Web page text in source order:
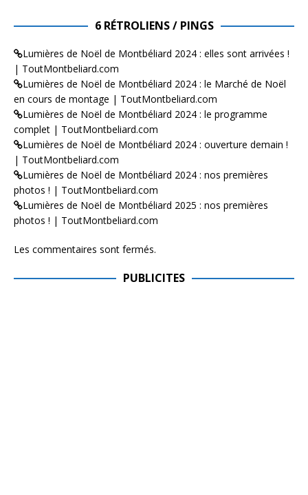
6 RÉTROLIENS / PINGS
Lumières de Noël de Montbéliard 2024 : elles sont arrivées !
| ToutMontbeliard.com
Lumières de Noël de Montbéliard 2024 : le Marché de Noël
en cours de montage | ToutMontbeliard.com
Lumières de Noël de Montbéliard 2024 : le programme
complet | ToutMontbeliard.com
Lumières de Noël de Montbéliard 2024 : ouverture demain !
| ToutMontbeliard.com
Lumières de Noël de Montbéliard 2024 : nos premières
photos ! | ToutMontbeliard.com
Lumières de Noël de Montbéliard 2025 : nos premières
photos ! | ToutMontbeliard.com
Les commentaires sont fermés.
PUBLICITES